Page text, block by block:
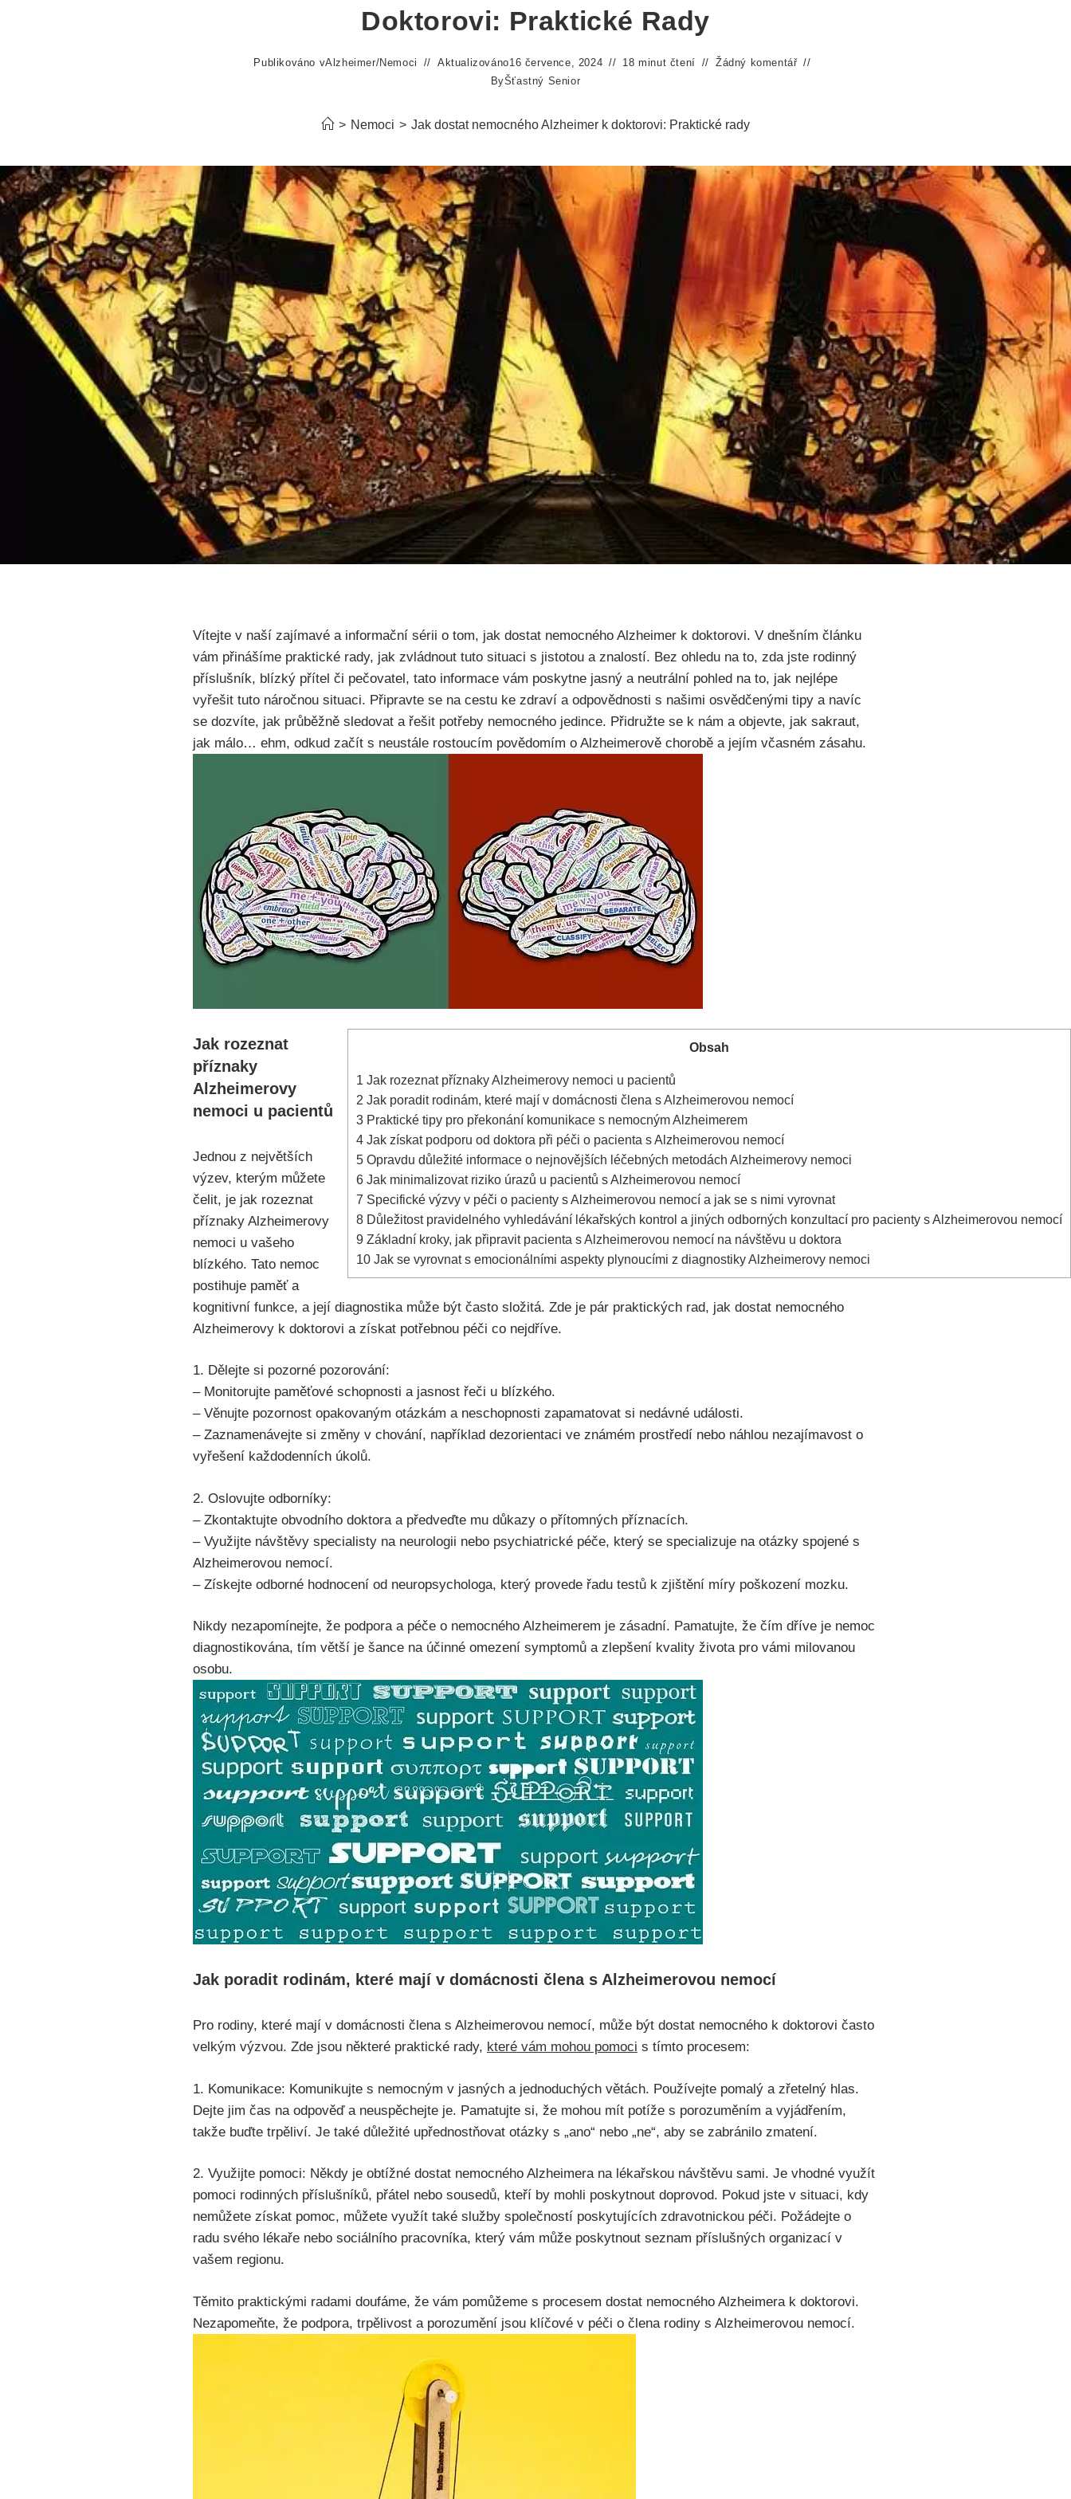
Doktorovi: Praktické Rady
Publikováno vAlzheimer/Nemoci Aktualizováno16 července, 2024 18 minut čtení
Žádný komentář
ByŠťastný Senior
> Nemoci > Jak dostat nemocného Alzheimer k doktorovi: Praktické rady
Vítejte v naší zajímavé a informační sérii o tom, jak dostat nemocného Alzheimer k doktorovi. V dnešním článku
vám přinášíme praktické rady, jak zvládnout tuto situaci s jistotou a znalostí. Bez ohledu na to, zda jste rodinný
příslušník, blízký přítel či pečovatel, tato informace vám poskytne jasný a neutrální pohled na to, jak nejlépe
vyřešit tuto náročnou situaci. Připravte se na cestu ke zdraví a odpovědnosti s našimi osvědčenými tipy a navíc
se dozvíte, jak průběžně sledovat a řešit potřeby nemocného jedince. Přidružte se k nám a objevte, jak sakraut,
jak málo… ehm, odkud začít s neustále rostoucím povědomím o Alzheimerově chorobě a jejím včasném zásahu.
Obsah
1 Jak rozeznat příznaky Alzheimerovy nemoci u pacientů
2 Jak poradit rodinám, které mají v domácnosti člena s Alzheimerovou nemocí
3 Praktické tipy pro překonání komunikace s nemocným Alzheimerem
4 Jak získat podporu od doktora při péči o pacienta s Alzheimerovou nemocí
5 Opravdu důležité informace o nejnovějších léčebných metodách Alzheimerovy nemoci
6 Jak minimalizovat riziko úrazů u pacientů s Alzheimerovou nemocí
7 Specifické výzvy v péči o pacienty s Alzheimerovou nemocí a jak se s nimi vyrovnat
8 Důležitost pravidelného vyhledávání lékařských kontrol a jiných odborných konzultací pro pacienty s Alzheimerovou nemocí
9 Základní kroky, jak připravit pacienta s Alzheimerovou nemocí na návštěvu u doktora
10 Jak se vyrovnat s emocionálními aspekty plynoucími z diagnostiky Alzheimerovy nemoci
Jak rozeznat
příznaky
Alzheimerovy
nemoci u pacientů
Jednou z největších
výzev, kterým můžete
čelit, je jak rozeznat
příznaky Alzheimerovy
nemoci u vašeho
blízkého. Tato nemoc
postihuje paměť a
kognitivní funkce, a její diagnostika může být často složitá. Zde je pár praktických rad, jak dostat nemocného
Alzheimerovy k doktorovi a získat potřebnou péči co nejdříve.
1. Dělejte si pozorné pozorování:
– Monitorujte paměťové schopnosti a jasnost řeči u blízkého.
– Věnujte pozornost opakovaným otázkám a neschopnosti zapamatovat si nedávné události.
– Zaznamenávejte si změny v chování, například dezorientaci ve známém prostředí nebo náhlou nezajímavost o
vyřešení každodenních úkolů.
2. Oslovujte odborníky:
– Zkontaktujte obvodního doktora a předveďte mu důkazy o přítomných příznacích.
– Využijte návštěvy specialisty na neurologii nebo psychiatrické péče, který se specializuje na otázky spojené s
Alzheimerovou nemocí.
– Získejte odborné hodnocení od neuropsychologa, který provede řadu testů k zjištění míry poškození mozku.
Nikdy nezapomínejte, že podpora a péče o nemocného Alzheimerem je zásadní. Pamatujte, že čím dříve je nemoc
diagnostikována, tím větší je šance na účinné omezení symptomů a zlepšení kvality života pro vámi milovanou
osobu.
Jak poradit rodinám, které mají v domácnosti člena s Alzheimerovou nemocí
Pro rodiny, které mají v domácnosti člena s Alzheimerovou nemocí, může být dostat nemocného k doktorovi často
velkým výzvou. Zde jsou některé praktické rady, které vám mohou pomoci s tímto procesem:
1. Komunikace: Komunikujte s nemocným v jasných a jednoduchých větách. Používejte pomalý a zřetelný hlas.
Dejte jim čas na odpověď a neuspěchejte je. Pamatujte si, že mohou mít potíže s porozuměním a vyjádřením,
takže buďte trpěliví. Je také důležité upřednostňovat otázky s „ano“ nebo „ne“, aby se zabránilo zmatení.
2. Využijte pomoci: Někdy je obtížné dostat nemocného Alzheimera na lékařskou návštěvu sami. Je vhodné využít
pomoci rodinných příslušníků, přátel nebo sousedů, kteří by mohli poskytnout doprovod. Pokud jste v situaci, kdy
nemůžete získat pomoc, můžete využít také služby společností poskytujících zdravotnickou péči. Požádejte o
radu svého lékaře nebo sociálního pracovníka, který vám může poskytnout seznam příslušných organizací v
vašem regionu.
Těmito praktickými radami doufáme, že vám pomůžeme s procesem dostat nemocného Alzheimera k doktorovi.
Nezapomeňte, že podpora, trpělivost a porozumění jsou klíčové v péči o člena rodiny s Alzheimerovou nemocí.